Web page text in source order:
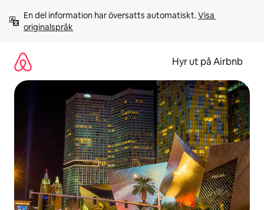
innehåll
En del information har översatts automatiskt. Visa
originalspråk
Hyr ut på Airbnb